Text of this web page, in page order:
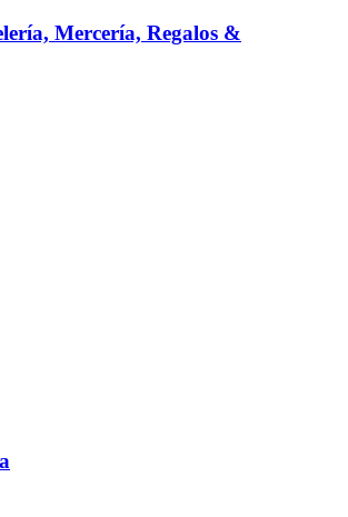
Mercería, Regalos &